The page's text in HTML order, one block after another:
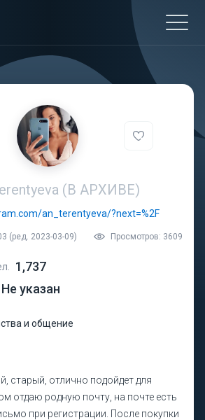
(В АРХИВЕ)
an_terentyeva/?next=%2F
(ред. 2023-03-09) Просмотров: 3609
1,737
Не указан
и общение
старый, отлично подойдет для
отдаю родную почту, на почте есть
при регистрации. После покупки